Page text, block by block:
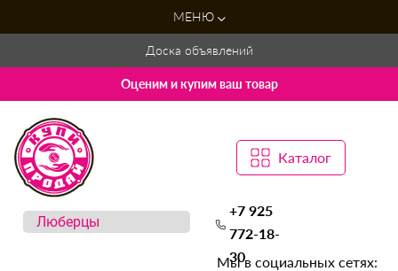
МЕНЮ
Доска объявлений
Оценим и купим ваш товар
Каталог
+7 925
772-18-
30
Мы в социальных сетях: